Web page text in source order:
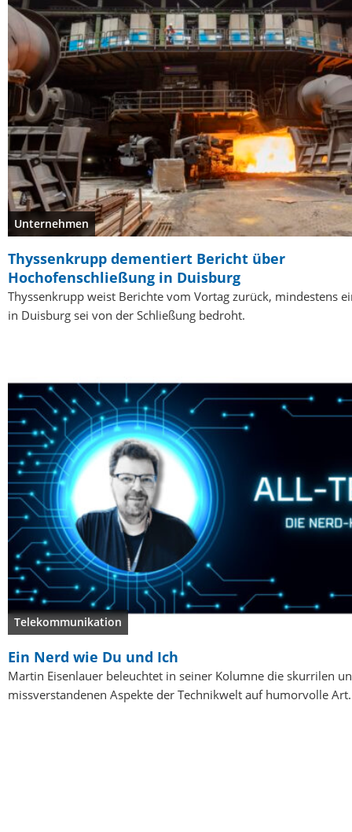
Unternehmen
Thyssenkrupp dementiert Bericht über
Hochofenschließung in Duisburg
Thyssenkrupp weist Berichte vom Vortag zurück, mindestens
in Duisburg sei von der Schließung bedroht.
Telekommunikation
Ein Nerd wie Du und Ich
Martin Eisenlauer beleuchtet in seiner Kolumne die skurrilen
missverstandenen Aspekte der Technikwelt auf humorvolle Art.